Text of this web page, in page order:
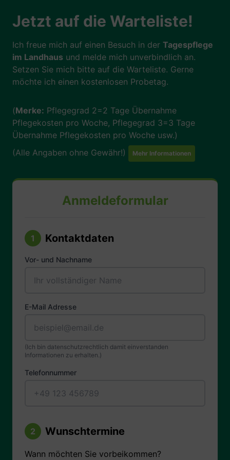
Verfügung. Ihre Bewerbung wird mit Freude
entgegengenommen.
Jetzt auf die Warteliste!
Ich freue mich auf einen Besuch in der Tagespflege
im Landhaus und melde mich unverbindlich an.
Setzen Sie mich bitte auf die Warteliste. Gerne
möchte ich einen kostenlosen Probetag.
(Merke: Pflegegrad 2=2 Tage Übernahme
Pflegekosten pro Woche, Pflegegrad 3=3 Tage
Übernahme Pflegekosten pro Woche usw.)
(Alle Angaben ohne Gewähr!)
Mehr Informationen
Anmeldeformular
1 Kontaktdaten
Vor- und Nachname
E-Mail Adresse
(Ich bin datenschutzrechtlich damit einverstanden
Informationen zu erhalten.)
Telefonnummer
2 Wunschtermine
Wann möchten Sie vorbeikommen?